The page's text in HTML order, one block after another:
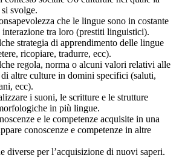
svolge.
che le lingue sono in costante
tra loro (prestiti linguistici).
strategia di apprendimento delle lingue
ricopiare, tradurre, ecc).
regola, norma o alcuni valori relativi alle
altre culture in domini specifici (saluti,
ecc).
i suoni, le scritture e le strutture
in più lingue.
e le competenze acquisite in una
conoscenze e competenze in altre
diverse per l’acquisizione di nuovi saperi.